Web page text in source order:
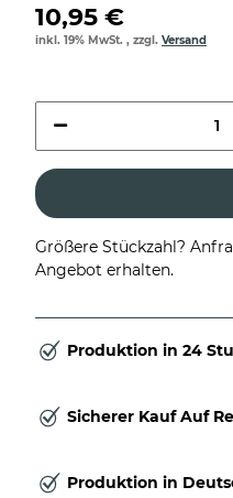
10,95 €
inkl. 19% MwSt. , zzgl. Versand
Größere Stückzahl?
Angebot erhalten.
Produktion in 24
Sicherer Kauf Auf
Produktion in